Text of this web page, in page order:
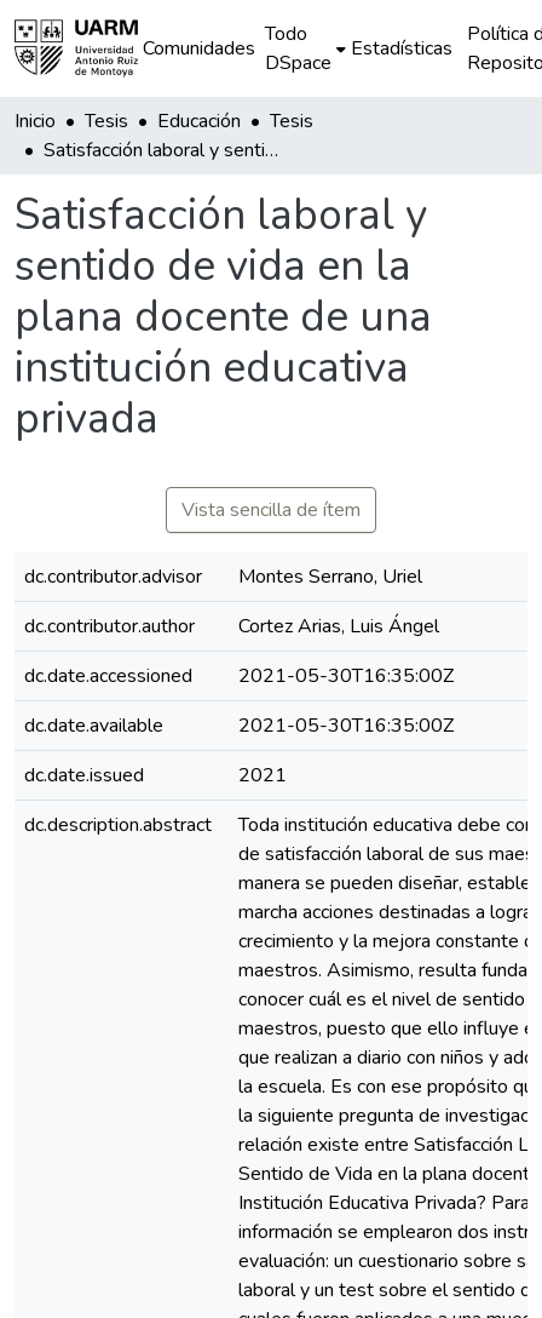
Comunidades
Todo
DSpace
Estadísticas
Política
Inicio Tesis Educación
Tesis
Satisfacción laboral y sentido de vida en la plana docente de una institución educativa privada
Satisfacción laboral y
sentido de vida en la
plana docente de una
institución educativa
privada
Vista sencilla de ítem
dc.contributor.advisor
Montes Serrano, Uriel
dc.contributor.author
Cortez Arias, Luis Ángel
dc.date.accessioned
2021-05-30T16:35:00Z
dc.date.available
2021-05-30T16:35:00Z
dc.date.issued
2021
dc.description.abstract
Toda institución educativa debe
de satisfacción laboral de sus
manera se pueden diseñar,
marcha acciones destinadas a
crecimiento y la mejora constante
maestros. Asimismo, resulta
conocer cuál es el nivel de sentido
maestros, puesto que ello influye
que realizan a diario con niños y
la escuela. Es con ese propósito
la siguiente pregunta de
relación existe entre Satisfacción
Sentido de Vida en la plana
Institución Educativa Privada? Para
información se emplearon dos
evaluación: un cuestionario sobre
laboral y un test sobre el sentido